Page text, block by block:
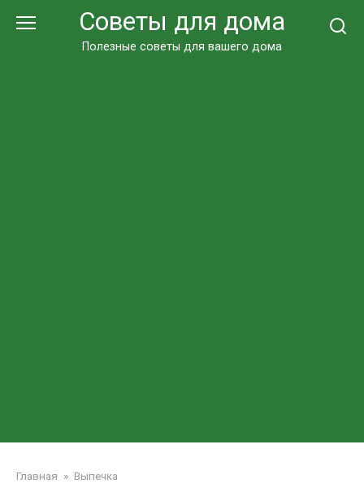
Советы для дома
Полезные советы для вашего дома
Главная » Выпечка